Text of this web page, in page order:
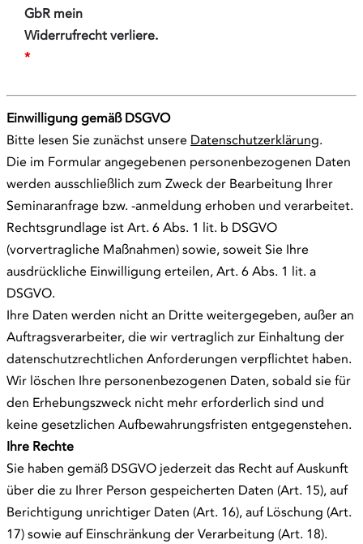
GbR mein
Widerrufrecht verliere.
*
Einwilligung gemäß DSGVO
Bitte lesen Sie zunächst unsere Datenschutzerklärung.
Die im Formular angegebenen personenbezogenen Daten
werden ausschließlich zum Zweck der Bearbeitung Ihrer
Seminaranfrage bzw. -anmeldung erhoben und verarbeitet.
Rechtsgrundlage ist Art. 6 Abs. 1 lit. b DSGVO
(vorvertragliche Maßnahmen) sowie, soweit Sie Ihre
ausdrückliche Einwilligung erteilen, Art. 6 Abs. 1 lit. a
DSGVO.
Ihre Daten werden nicht an Dritte weitergegeben, außer an
Auftragsverarbeiter, die wir vertraglich zur Einhaltung der
datenschutzrechtlichen Anforderungen verpflichtet haben.
Wir löschen Ihre personenbezogenen Daten, sobald sie für
den Erhebungszweck nicht mehr erforderlich sind und
keine gesetzlichen Aufbewahrungsfristen entgegenstehen.
Ihre Rechte
Sie haben gemäß DSGVO jederzeit das Recht auf Auskunft
über die zu Ihrer Person gespeicherten Daten (Art. 15), auf
Berichtigung unrichtiger Daten (Art. 16), auf Löschung (Art.
17) sowie auf Einschränkung der Verarbeitung (Art. 18).